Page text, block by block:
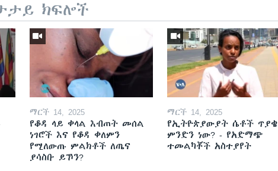
ክፍሎች
ማርች 14, 2025
የቆዳ ላይ ቀላል እብጠት መሰል
ነገሮች እና የቆዳ ቀለምን
የሚለውጡ ምልክቶች ለጤና
ያሳስቡ ይኾን?
ማርች 14, 2025
የኢትዮጵያውያት ሴቶች ጥያቄ
ምንድን ነው? - የአድማጭ
ተመልካቾች አስተያየት